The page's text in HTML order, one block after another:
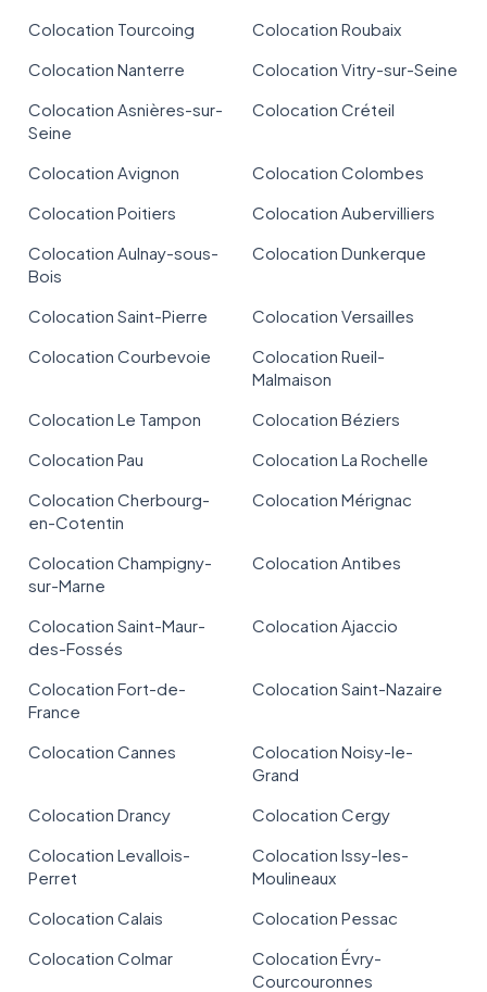
Colocation Tourcoing
Colocation Roubaix
Colocation Nanterre
Colocation Vitry-sur-Seine
Colocation Asnières-sur-
Seine
Colocation Créteil
Colocation Avignon
Colocation Colombes
Colocation Poitiers
Colocation Aubervilliers
Colocation Aulnay-sous-
Bois
Colocation Dunkerque
Colocation Saint-Pierre
Colocation Versailles
Colocation Courbevoie
Colocation Rueil-
Malmaison
Colocation Le Tampon
Colocation Béziers
Colocation Pau
Colocation La Rochelle
Colocation Cherbourg-
en-Cotentin
Colocation Mérignac
Colocation Champigny-
sur-Marne
Colocation Antibes
Colocation Saint-Maur-
des-Fossés
Colocation Ajaccio
Colocation Fort-de-
France
Colocation Saint-Nazaire
Colocation Cannes
Colocation Noisy-le-
Grand
Colocation Drancy
Colocation Cergy
Colocation Levallois-
Perret
Colocation Issy-les-
Moulineaux
Colocation Calais
Colocation Pessac
Colocation Colmar
Colocation Évry-
Courcouronnes